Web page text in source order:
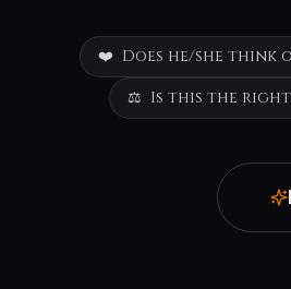
❤️ Does he/she think
⚖️ Is this the right